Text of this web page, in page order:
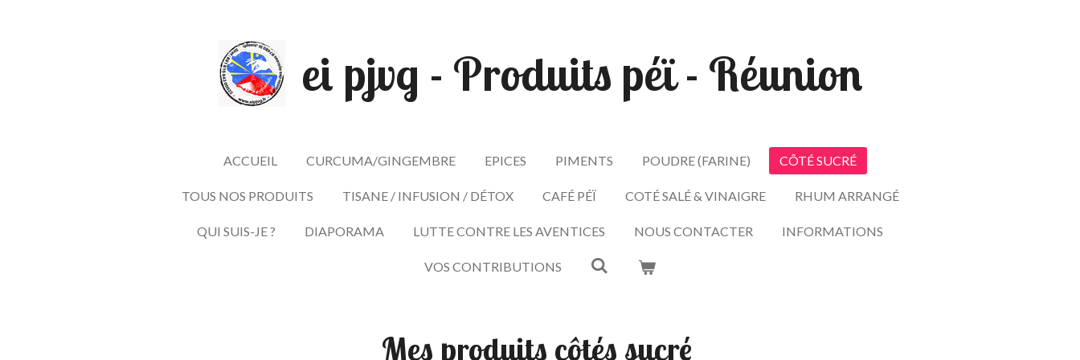
ei pjvg - Produits péï - Réunion
ACCUEIL CURCUMA/GINGEMBRE EPICES PIMENTS POUDRE (FARINE) CÔTÉ SUCRÉ
TOUS NOS PRODUITS TISANE / INFUSION / DÉTOX CAFÉ PÉÏ COTÉ SALÉ & VINAIGRE RHUM ARRANGÉ
QUI SUIS-JE ? DIAPORAMA LUTTE CONTRE LES AVENTICES NOUS CONTACTER INFORMATIONS
VOS CONTRIBUTIONS
Mes produits côtés sucré